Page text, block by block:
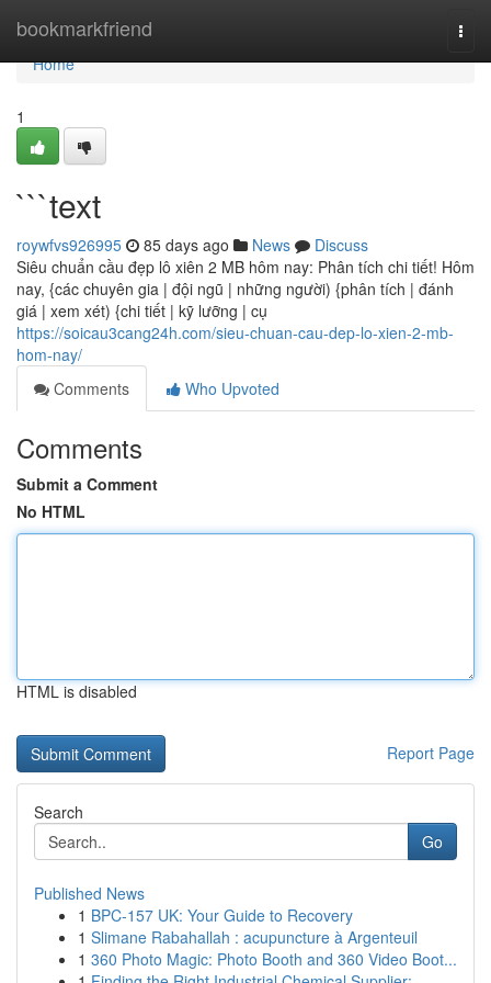
bookmarkfriend
Home
Home
1
```text
roywfvs926995 85 days ago News
Discuss
Siêu chuẩn cầu đẹp lô xiên 2 MB hôm nay: Phân tích chi tiết! Hôm
nay, {các chuyên gia | đội ngũ | những người) {phân tích | đánh
giá | xem xét) {chi tiết | kỹ lưỡng | cụ
https://soicau3cang24h.com/sieu-chuan-cau-dep-lo-xien-2-mb-
hom-nay/
Comments
Who Upvoted
Comments
Submit a Comment
No HTML
HTML is disabled
Report Page
Search
Go
Published News
1 BPC-157 UK: Your Guide to Recovery
1 Slimane Rabahallah : acupuncture à Argenteuil
1 360 Photo Magic: Photo Booth and 360 Video Boot...